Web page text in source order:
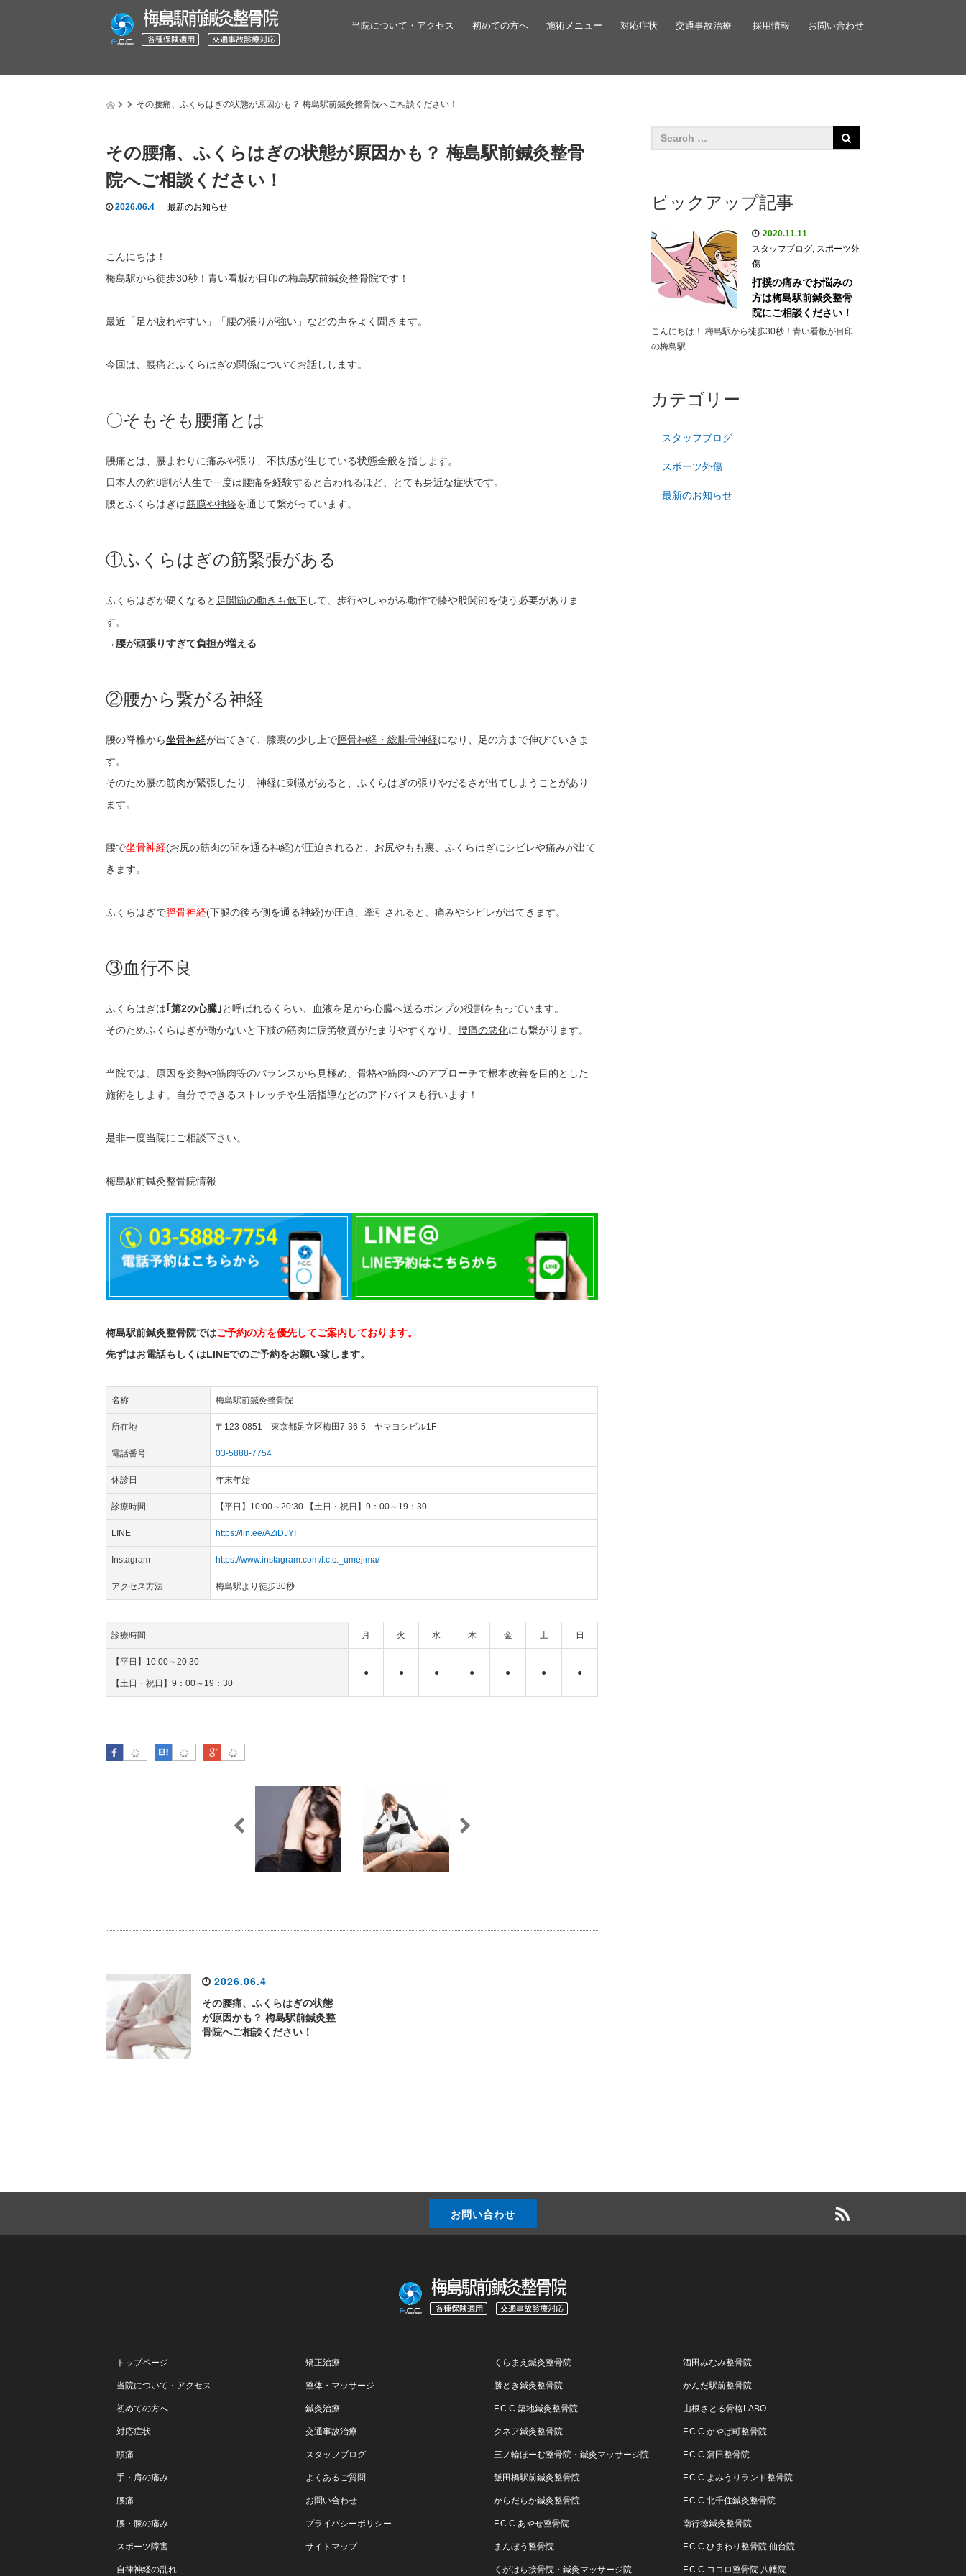
当院について・アクセス 初めての方へ 施術メニュー 対応症状 交通事故治療 採用情報 お問い合わせ
その腰痛、ふくらはぎの状態が原因かも？ 梅島駅前鍼灸整骨院へご相談ください！
その腰痛、ふくらはぎの状態が原因かも？ 梅島駅前鍼灸整骨
院へご相談ください！
2026.06.4 最新のお知らせ
こんにちは！
梅島駅から徒歩30秒！青い看板が目印の梅島駅前鍼灸整骨院です！
最近「足が疲れやすい」「腰の張りが強い」などの声をよく聞きます。
今回は、腰痛とふくらはぎの関係についてお話しします。
〇そもそも腰痛とは
腰痛とは、腰まわりに痛みや張り、不快感が生じている状態全般を指します。
日本人の約8割が人生で一度は腰痛を経験すると言われるほど、とても身近な症状です。
腰とふくらはぎは筋膜や神経を通じて繋がっています。
①ふくらはぎの筋緊張がある
ふくらはぎが硬くなると 足関節の動きも低下して、歩行やしゃがみ動作で膝や股関節を使う必要がありま
す。
→ 腰が頑張りすぎて負担が増える
②腰から繋がる神経
腰の脊椎から坐骨神経が出てきて、膝裏の少し上で脛骨神経・総腓骨神経になり、足の方まで伸びていきま
す。
そのため腰の筋肉が緊張したり、神経に刺激があると、ふくらはぎの張りやだるさが出てしまうことがあり
ます。
腰で坐骨神経(お尻の筋肉の間を通る神経)が圧迫されると、お尻やもも裏、ふくらはぎにシビレや痛みが出て
きます。
ふくらはぎで脛骨神経(下腿の後ろ側を通る神経)が圧迫、牽引されると、痛みやシビレが出てきます。
③血行不良
ふくらはぎは ｢第2の心臓｣と呼ばれるくらい、血液を足から心臓へ送るポンプの役割をもっています。
そのためふくらはぎが働かないと下肢の筋肉に疲労物質がたまりやすくなり、 腰痛の悪化にも繋がります。
当院では、原因を姿勢や筋肉等のバランスから見極め、骨格や筋肉へのアプローチで根本改善を目的とした
施術をします。自分でできるストレッチや生活指導などのアドバイスも行います！
是非一度当院にご相談下さい。
梅島駅前鍼灸整骨院情報
梅島駅前鍼灸整骨院ではご予約の方を優先してご案内しております。
先ずはお電話もしくはLINEでのご予約をお願い致します。
名称 梅島駅前鍼灸整骨院
所在地 〒123-0851 東京都足立区梅田7-36-5 ヤマヨシビル1F
電話番号 03-5888-7754
休診日 年末年始
診療時間 【平日】10:00～20:30 【土日・祝日】9：00～19：30
LINE https://lin.ee/AZiDJYI
Instagram https://www.instagram.com/f.c.c._umejima/
アクセス方法 梅島駅より徒歩30秒
診療時間 月 火 水 木 金 土 日
【平日】10:00～20:30
【土日・祝日】9：00～19：30
● ● ● ● ● ● ●
Facebook はてなブックマーク
Google Plus
2026.06.4
その腰痛、ふくらはぎの状態
が原因かも？ 梅島駅前鍼灸整
骨院へご相談ください！
ピックアップ記事
2020.11.11
スタッフブログ, スポーツ外
傷
打撲の痛みでお悩みの
方は梅島駅前鍼灸整骨
院にご相談ください！
こんにちは！ 梅島駅から徒歩30秒！青い看板が目印
の梅島駅…
カテゴリー
スタッフブログ
スポーツ外傷
最新のお知らせ
お問い合わせ
トップページ
当院について・アクセス
初めての方へ
対応症状
頭痛
手・肩の痛み
腰痛
腰・膝の痛み
スポーツ障害
自律神経の乱れ
矯正治療
整体・マッサージ
鍼灸治療
交通事故治療
スタッフブログ
よくあるご質問
お問い合わせ
プライバシーポリシー
サイトマップ
くらまえ鍼灸整骨院
勝どき鍼灸整骨院
F.C.C.築地鍼灸整骨院
クネア鍼灸整骨院
三ノ輪ほーむ整骨院・鍼灸マッサージ院
飯田橋駅前鍼灸整骨院
からだらか鍼灸整骨院
F.C.C.あやせ整骨院
まんぼう整骨院
くがはら接骨院・鍼灸マッサージ院
酒田みなみ整骨院
かんだ駅前整骨院
山根さとる骨格LABO
F.C.C.かやば町整骨院
F.C.C.蒲田整骨院
F.C.C.よみうりランド整骨院
F.C.C.北千住鍼灸整骨院
南行徳鍼灸整骨院
F.C.C.ひまわり整骨院 仙台院
F.C.C.ココロ整骨院 八幡院